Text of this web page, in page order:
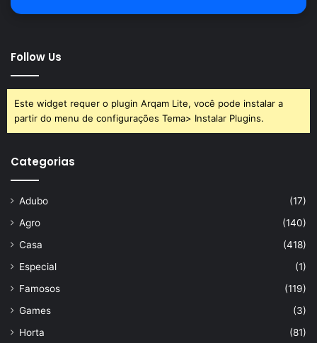
Follow Us
Este widget requer o plugin Arqam Lite, você pode instalar a
partir do menu de configurações Tema> Instalar Plugins.
Categorias
Adubo
(17)
Agro
(140)
Casa
(418)
Especial
(1)
Famosos
(119)
Games
(3)
Horta
(81)